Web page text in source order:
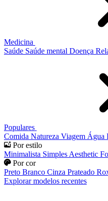
Medicina
Saúde Saúde mental Doença
Populares
Comida Natureza Viagem Água
Por estilo
Minimalista Simples Aesthetic
Por cor
Preto Branco Cinza Prateado
Explorar modelos recentes